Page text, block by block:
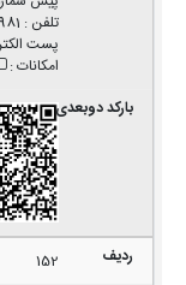
تلفن :
پست
امکانات:
152